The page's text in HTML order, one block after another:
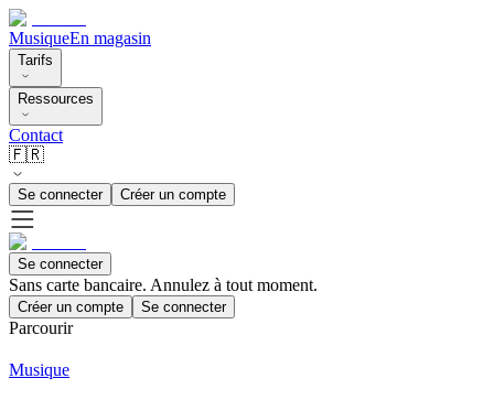
MusiqueEn magasin
Tarifs
Ressources
Contact
🇫🇷
Se connecter Créer un compte
Se connecter
Sans carte bancaire. Annulez à tout moment.
Créer un compte Se connecter
Parcourir
Musique